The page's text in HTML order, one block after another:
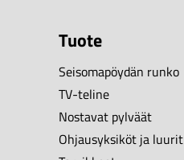
Tuote
Seisomapöydän runko
TV-teline
Nostavat pylväät
Ohjausyksiköt ja luurit